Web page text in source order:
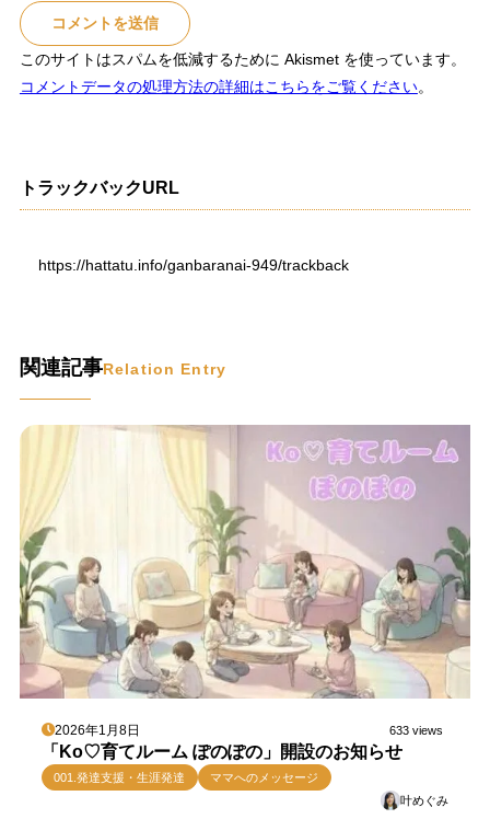
このサイトはスパムを低減するために Akismet を使っています。
コメントデータの処理方法の詳細はこちらをご覧ください。
トラックバックURL
https://hattatu.info/ganbaranai-949/trackback
関連記事Relation Entry
2026年1月8日 633 views
「Ko♡育てルーム ぽのぽの」開設のお知らせ
001.発達支援・生涯発達
ママへのメッセージ
叶めぐみ